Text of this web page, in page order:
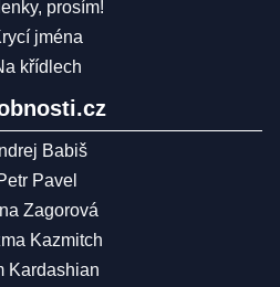
prosím!
jména
křídlech
Babiš
Pavel
Zagorová
Kazmitch
Kardashian